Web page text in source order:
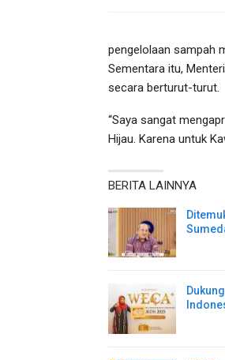
pengelolaan sampah
Sementara itu,
secara berturut-turut.
“Saya sangat
Hijau. Karena untuk
BERITA LAINNYA